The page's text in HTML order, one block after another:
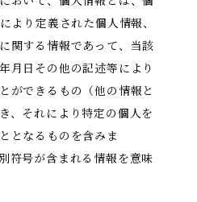
より定義された個人情報、
関する情報であって、当該
月日その他の記述等により
ができるもの（他の情報と
、それにより特定の個人を
となるものを含みま
符号が含まれる情報を意味